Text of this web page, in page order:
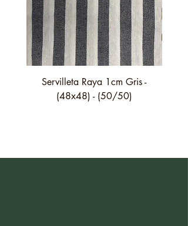
Servilleta Raya 1cm Gris -
(48x48) - (50/50)